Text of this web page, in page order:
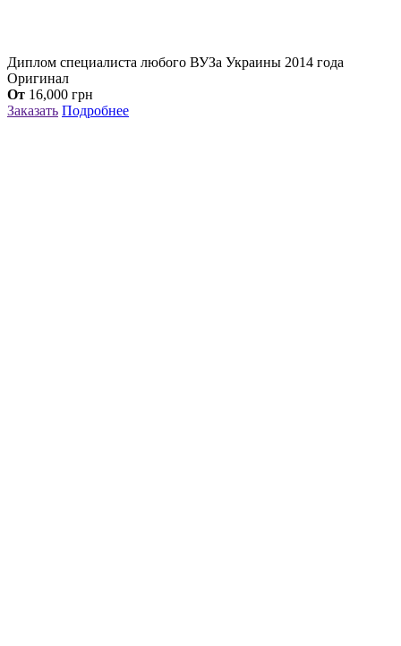
Диплом специалиста любого ВУЗа Украины 2014 года
Оригинал
От 16,000 грн
Заказать Подробнее